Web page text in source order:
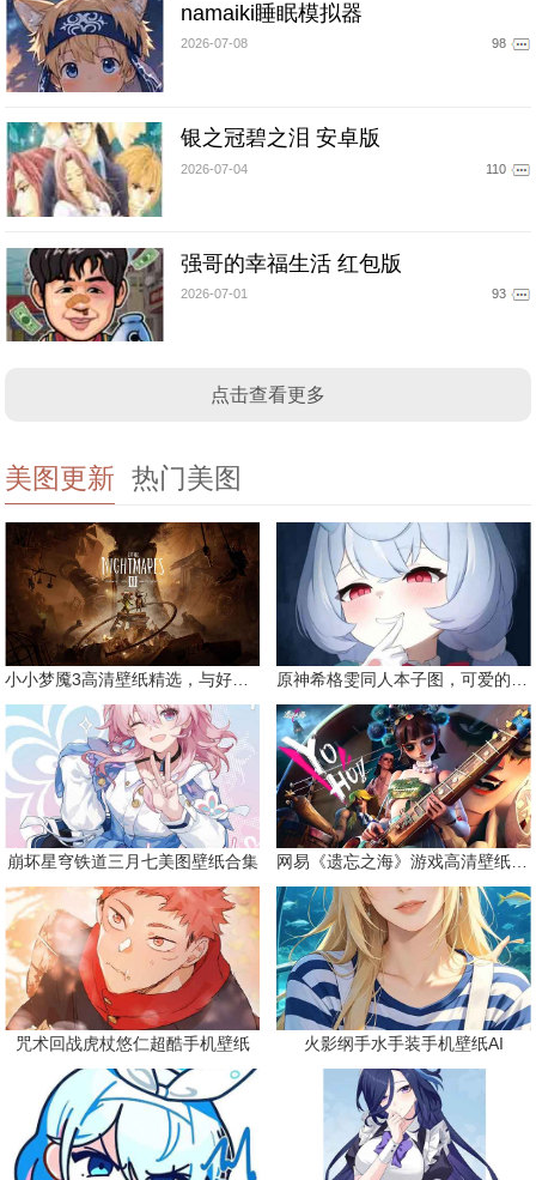
namaiki睡眠模拟器
2026-07-08 98
银之冠碧之泪 安卓版
2026-07-04 110
强哥的幸福生活 红包版
2026-07-01 93
点击查看更多
美图更新 热门美图
小小梦魇3高清壁纸精选，与好友一同面对恐惧 原神希格雯同人本子图，可爱的双马尾
崩坏星穹铁道三月七美图壁纸合集 网易《遗忘之海》游戏高清壁纸精选
咒术回战虎杖悠仁超酷手机壁纸 火影纲手水手装手机壁纸AI